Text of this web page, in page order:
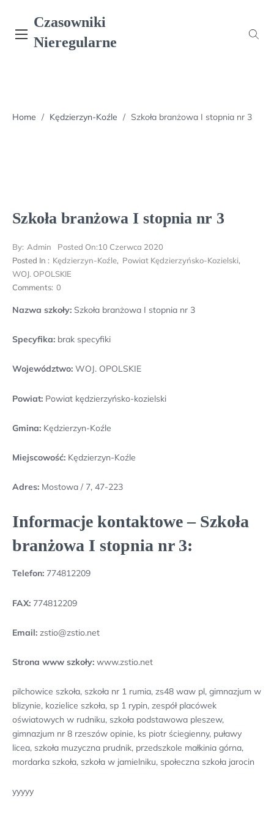
content
Czasowniki
Nieregularne
Home / Kędzierzyn-Koźle / Szkoła branżowa I stopnia nr 3
Szkoła branżowa I stopnia nr 3
By: Admin Posted On:10 Czerwca 2020
Posted In : Kędzierzyn-Koźle, Powiat Kędzierzyńsko-Kozielski,
WOJ. OPOLSKIE
Comments: 0
Nazwa szkoły: Szkoła branżowa I stopnia nr 3
Specyfika: brak specyfiki
Województwo: WOJ. OPOLSKIE
Powiat: Powiat kędzierzyńsko-kozielski
Gmina: Kędzierzyn-Koźle
Miejscowość: Kędzierzyn-Koźle
Adres: Mostowa / 7, 47-223
Informacje kontaktowe – Szkoła
branżowa I stopnia nr 3:
Telefon: 774812209
FAX: 774812209
Email: zstio@zstio.net
Strona www szkoły: www.zstio.net
pilchowice szkoła, szkoła nr 1 rumia, zs48 waw pl, gimnazjum w
blizynie, kozielice szkoła, sp 1 rypin, zespół placówek
oświatowych w rudniku, szkoła podstawowa pleszew,
gimnazjum nr 8 rzeszów opinie, ks piotr ściegienny, puławy
licea, szkoła muzyczna prudnik, przedszkole małkinia górna,
mordarka szkoła, szkoła w jamielniku, społeczna szkoła jarocin
yyyyy